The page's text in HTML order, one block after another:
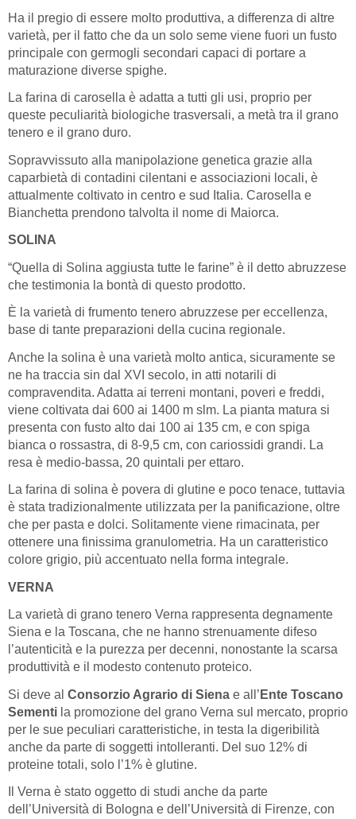
Ha il pregio di essere molto produttiva, a differenza di altre
varietà, per il fatto che da un solo seme viene fuori un fusto
principale con germogli secondari capaci di portare a
maturazione diverse spighe.
La farina di carosella è adatta a tutti gli usi, proprio per
queste peculiarità biologiche trasversali, a metà tra il grano
tenero e il grano duro.
Sopravvissuto alla manipolazione genetica grazie alla
caparbietà di contadini cilentani e associazioni locali, è
attualmente coltivato in centro e sud Italia. Carosella e
Bianchetta prendono talvolta il nome di Maiorca.
SOLINA
“Quella di Solina aggiusta tutte le farine” è il detto abruzzese
che testimonia la bontà di questo prodotto.
È la varietà di frumento tenero abruzzese per eccellenza,
base di tante preparazioni della cucina regionale.
Anche la solina è una varietà molto antica, sicuramente se
ne ha traccia sin dal XVI secolo, in atti notarili di
compravendita. Adatta ai terreni montani, poveri e freddi,
viene coltivata dai 600 ai 1400 m slm. La pianta matura si
presenta con fusto alto dai 100 ai 135 cm, e con spiga
bianca o rossastra, di 8-9,5 cm, con cariossidi grandi. La
resa è medio-bassa, 20 quintali per ettaro.
La farina di solina è povera di glutine e poco tenace, tuttavia
è stata tradizionalmente utilizzata per la panificazione, oltre
che per pasta e dolci. Solitamente viene rimacinata, per
ottenere una finissima granulometria. Ha un caratteristico
colore grigio, più accentuato nella forma integrale.
VERNA
La varietà di grano tenero Verna rappresenta degnamente
Siena e la Toscana, che ne hanno strenuamente difeso
l’autenticità e la purezza per decenni, nonostante la scarsa
produttività e il modesto contenuto proteico.
Si deve al Consorzio Agrario di Siena e all’ Ente Toscano
Sementi la promozione del grano Verna sul mercato, proprio
per le sue peculiari caratteristiche, in testa la digeribilità
anche da parte di soggetti intolleranti. Del suo 12% di
proteine totali, solo l’1% è glutine.
Il Verna è stato oggetto di studi anche da parte
dell’Università di Bologna e dell’Università di Firenze, con